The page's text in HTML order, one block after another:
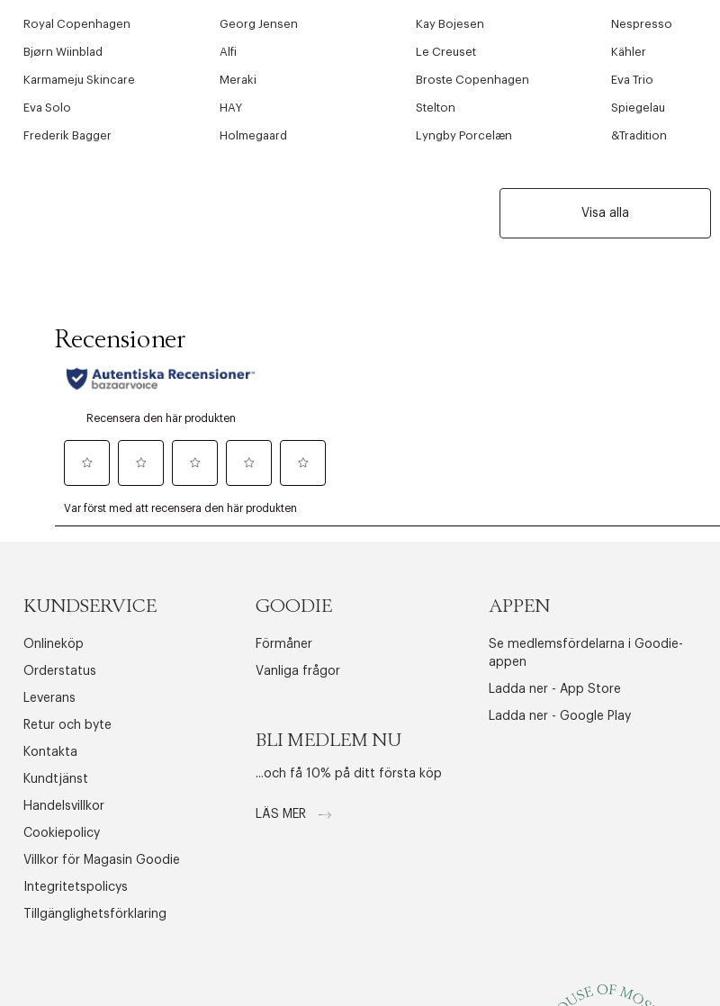
Royal Copenhagen Georg Jensen Kay Bojesen Nespresso
Bjørn Wiinblad Alfi Le Creuset Kähler
Karmameju Skincare Meraki Broste Copenhagen Eva Trio
Eva Solo HAY Stelton Spiegelau
Frederik Bagger Holmegaard Lyngby Porcelæn &Tradition
Visa alla
KUNDSERVICE
Onlineköp
Orderstatus
Leverans
Retur och byte
Kontakta
Kundtjänst
Handelsvillkor
Cookiepolicy
Villkor för Magasin Goodie
Integritetspolicys
Tillgänglighetsförklaring
GOODIE
Förmåner
Vanliga frågor
BLI MEDLEM NU
...och få 10% på ditt första köp
LÄS MER
APPEN
Se medlemsfördelarna i Goodie-
appen
Ladda ner - App Store
Ladda ner - Google Play